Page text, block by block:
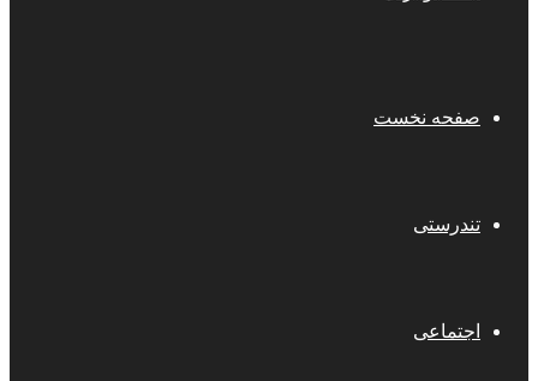
صفحه نخست
تندرستی
اجتماعی